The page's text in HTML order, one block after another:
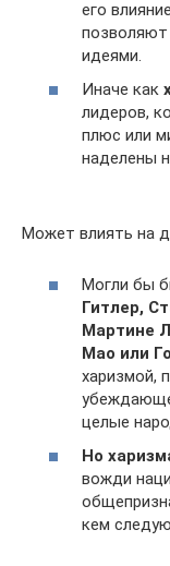
его
позволяют
идеями.
Иначе как
лидеров,
плюс или
наделены
Может влиять на
Могли бы
Гитлер,
Мартине
Мао или
харизмой,
целые
Но
вожди
кем